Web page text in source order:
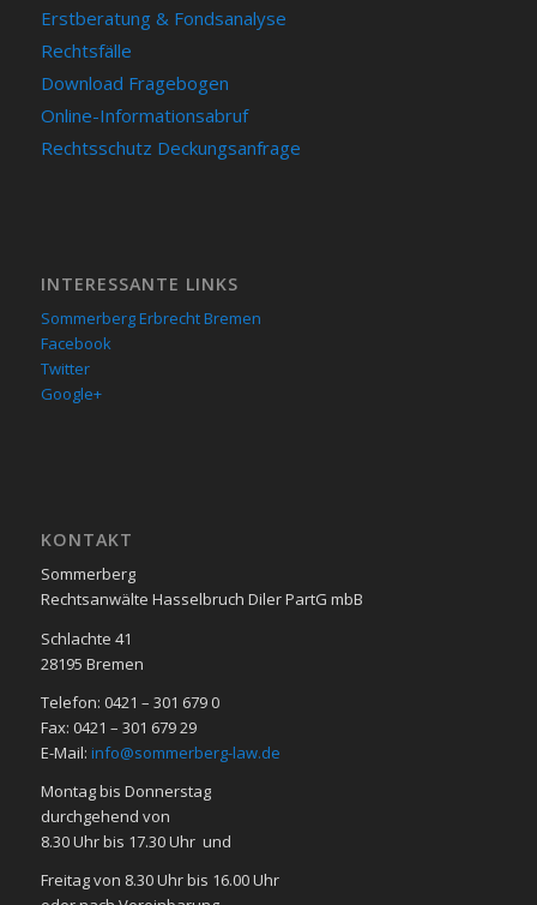
Erstberatung & Fondsanalyse
Rechtsfälle
Download Fragebogen
Online-Informationsabruf
Rechtsschutz Deckungsanfrage
INTERESSANTE LINKS
Sommerberg Erbrecht Bremen
Facebook
Twitter
Google+
KON­TAKT
Sommerberg
Rechtsanwälte Hasselbruch Diler PartG mbB
Schlachte 41
28195 Bre­men
Telefon: 0421 – 301 679 0
Fax: 0421 – 301 679 29
E-Mail: info@sommerberg-law.de
Mon­tag bis Don­ners­tag
durch­ge­hend von
8.30 Uhr bis 17.30 Uhr und
Frei­tag von 8.30 Uhr bis 16.00 Uhr